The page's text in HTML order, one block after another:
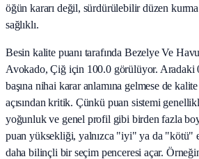
öğün kararı değil, sürdürülebilir düzen
sağlıklı.
Besin kalite puanı tarafında Bezelye Ve
Avokado, Çiğ için 100.0 görülüyor. Aradaki
başına nihai karar anlamına gelmese de
açısından kritik. Çünkü puan sistemi
yoğunluk ve genel profil gibi birden fazla
puan yüksekliği, yalnızca "iyi" ya da "kötü"
daha bilinçli bir seçim penceresi açar.